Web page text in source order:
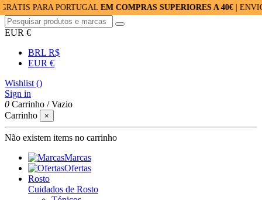
PORTUGALEM COMPRAS SUPERIORES A 40€| ENVIOS
EUR €
BRL R$
EUR €
Wishlist ()
Sign in
0 Carrinho /Vazio
Carrinho
×
Não existem items no carrinho
Marcas
Ofertas
Rosto
Cuidados de Rosto